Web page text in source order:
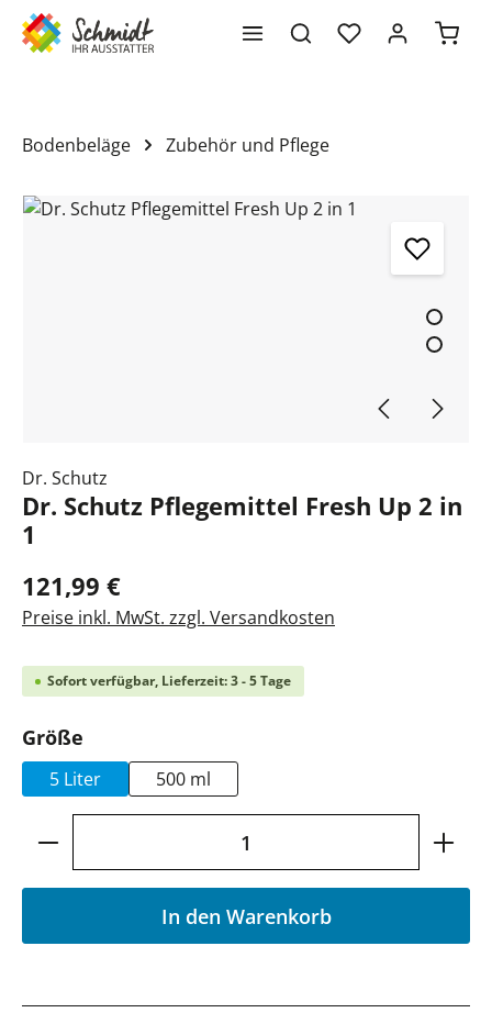
springen
Bodenbeläge Zubehör und Pflege
Bildergalerie überspringen
Dr. Schutz
Dr. Schutz Pflegemittel Fresh Up 2 in
1
121,99 €
Preise inkl. MwSt. zzgl. Versandkosten
Sofort verfügbar, Lieferzeit: 3 - 5 Tage
Größe
5 Liter 500 ml
Produkt Anzahl: Gib den gewünschten
In den Warenkorb